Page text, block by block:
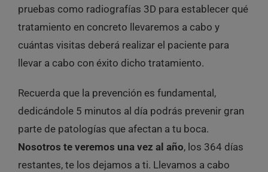
pruebas como radiografías 3D para establecer qué
tratamiento en concreto llevaremos a cabo y
cuántas visitas deberá realizar el paciente para
llevar a cabo con éxito dicho tratamiento.
Recuerda que la prevención es fundamental,
dedicándole 5 minutos al día podrás prevenir gran
parte de patologías que afectan a tu boca.
Nosotros te veremos una vez al año, los 364 días
restantes, te los dejamos a ti. Llevamos a cabo